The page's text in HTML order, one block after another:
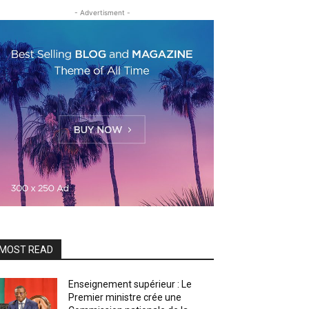
- Advertisment -
READ
Enseignement supérieur : Le
Premier ministre crée une